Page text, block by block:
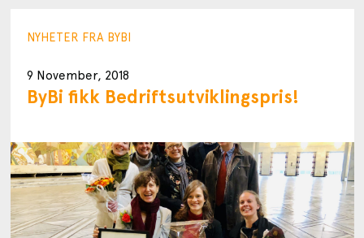
NYHETER FRA BYBI
9 November, 2018
ByBi fikk Bedriftsutviklingspris!